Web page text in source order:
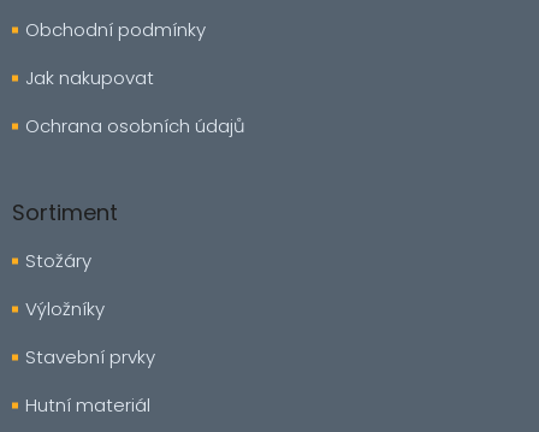
Obchodní podmínky
Jak nakupovat
Ochrana osobních údajů
Sortiment
Stožáry
Výložníky
Stavební prvky
Hutní materiál